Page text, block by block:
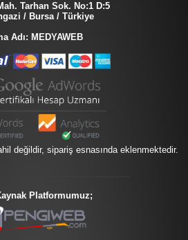
Tarhan Sok. No:1 D:5
/ Bursa / Türkiye
Adı: MEDYAWEB
değildir, sipariş esnasında eklenmektedir.
Platformumuz;